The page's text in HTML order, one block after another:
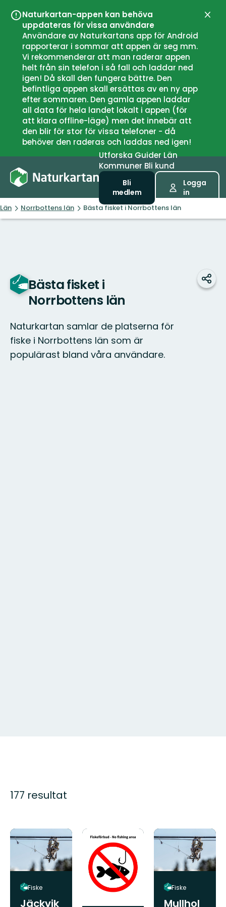
Naturkartan-appen kan behöva
uppdateras för vissa användare
Användare av Naturkartans app för Android
rapporterar i sommar att appen är seg mm.
Vi rekommenderar att man raderar appen
helt från sin telefon i så fall och laddar ned
igen! Då skall den fungera bättre. Den
befintliga appen skall ersättas av en ny app
efter sommaren. Den gamla appen laddar
all data för hela landet lokalt i appen (för
att klara offline-läge) men det innebär att
den blir för stor för vissa telefoner - då
behöver den raderas och laddas ned igen!
UtforskaGuiderLän
Kommuner Bli kund
Bli
medlem
Logga
in
Län Norrbottens län Bästa fisket i Norrbottens län
Bästa fisket i
Norrbottens län
Naturkartan samlar de platserna för
fiske i Norrbottens län som är
populärast bland våra användare.
Dela
177 resultat
Fiske
Jäckvik
Fiske
Mullhol